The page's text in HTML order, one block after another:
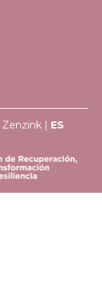
Zenzink | ES